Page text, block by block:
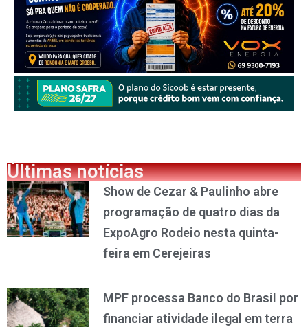
Últimas notícias
Show de Cezar & Paulinho abre
programação de quatro dias da
ExpoAgro Rodeio nesta quinta-
feira em Cerejeiras
MPF processa Banco do Brasil por
financiar atividade ilegal em terra